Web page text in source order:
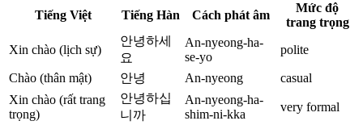
Tiếng Việt Tiếng Hàn Cách phát âm
Mức độ
trang trọng
Xin chào (lịch sự)
안녕하세
요
An-nyeong-ha-
se-yo
polite
Chào (thân mật) 안녕 An-nyeong
casual
Xin chào (rất trang
trọng)
안녕하십
니까
An-nyeong-ha-
shim-ni-kka
very formal